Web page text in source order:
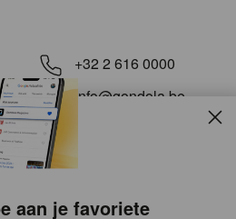
aan je favoriete
+32 2 616 0000
info@gondola.be
Volg ons op